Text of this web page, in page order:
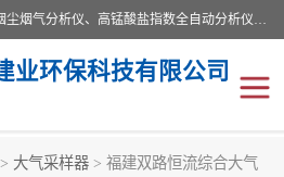
青岛路博环保公司主营：低浓度烟尘烟气分析仪、高锰酸盐指数全自动分析仪、便携式超声波明渠流量计、便携式水质采样器、恒温恒湿称重系统、手持式油烟检测仪等;是一家集环保科研、设计、生产、维护、销售和系统集成为一体的综合性高科技企业。路博人秉承"科学技术是第一生产力的重要理念，倡导环境友好型的生产、生活和消费方式。
业环保科技有限公司
> 大气采样器 > 福建双路恒流综合大气